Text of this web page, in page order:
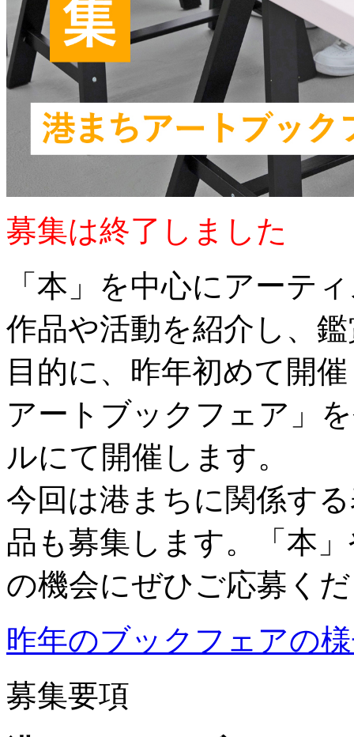
募集は終了しました
「本」を中心にアーテ
作品や活動を紹介し、
目的に、昨年初めて開
アートブックフェア」
ルにて開催します。
今回は港まちに関係す
品も募集します。「本
の機会にぜひご応募く
昨年のブックフェアの
募集要項